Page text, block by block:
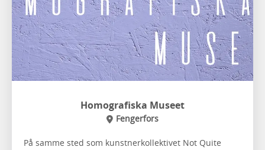
Homografiska Museet
Fengerfors
På samme sted som kunstnerkollektivet Not Quite